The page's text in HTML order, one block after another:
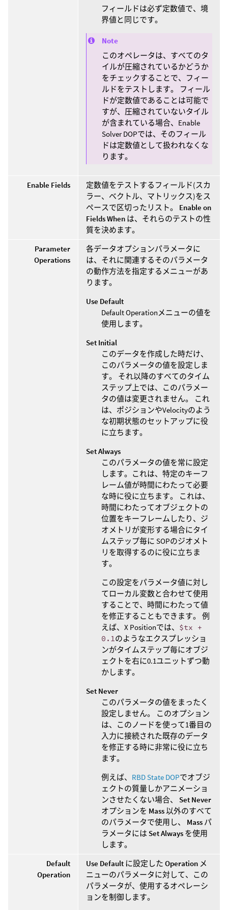
フィールドは必ず定数値で、境
界値と同じです。
Note
このオペレータは、すべてのタ
イルが圧縮されているかどうか
をチェックすることで、フィー
ルドをテストします。 フィール
ドが定数値であることは可能で
すが、圧縮されていないタイル
が含まれている場合、Enable
Solver DOPでは、そのフィール
ドは定数値として扱われなくな
ります。
Enable Fields
定数値をテストするフィールド(スカ
ラー、ベクトル、マトリックス)をス
ペースで区切ったリスト。 Enable on
Fields When は、それらのテストの性
質を決めます。
Parameter
Operations
各データオプションパラメータに
は、それに関連するそのパラメータ
の動作方法を指定するメニューがあ
ります。
Use Default
Default Operationメニューの値を
使用します。
Set Initial
このデータを作成した時だけ、
このパラメータの値を設定しま
す。 それ以降のすべてのタイム
ステップ上では、このパラメー
タの値は変更されません。 これ
は、ポジションやVelocityのよう
な初期状態のセットアップに役
に立ちます。
Set Always
このパラメータの値を常に設定
します。これは、特定のキーフ
レーム値が時間にわたって必要
な時に役に立ちます。 これは、
時間にわたってオブジェクトの
位置をキーフレームしたり、ジ
オメトリが変形する場合にタイ
ムステップ毎に SOPのジオメト
リを取得するのに役に立ちま
す。
この設定をパラメータ値に対し
てローカル変数と合わせて使用
することで、時間にわたって値
を修正することもできます。 例
えば、X Positionでは、 $tx +
0.1 のようなエクスプレッショ
ンがタイムステップ毎にオブジ
ェクトを右に0.1ユニットずつ動
かします。
Set Never
このパラメータの値をまったく
設定しません。 このオプション
は、このノードを使って1番目の
入力に接続された既存のデータ
を修正する時に非常に役に立ち
ます。
例えば、 RBD State DOPでオブジ
ェクトの質量しかアニメーショ
ンさせたくない場合、 Set Never
オプションを Mass以外のすべて
のパラメータで使用し、 Mass パ
ラメータには Set Always を使用
します。
Default
Operation
Use Default に設定した Operation メ
ニューのパラメータに対して、この
パラメータが、使用するオペレーシ
ョンを制御します。